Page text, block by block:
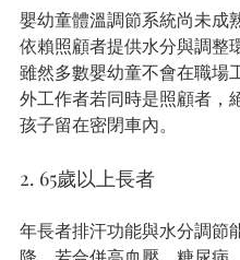
嬰幼童體溫調節系統尚未成
依賴照顧者提供水分與調整
雖然多數嬰幼童不會在職場
外工作者若同時是照顧者，
孩子留在密閉車內。
2. 65歲以上長者
年長者排汗功能與水分調節